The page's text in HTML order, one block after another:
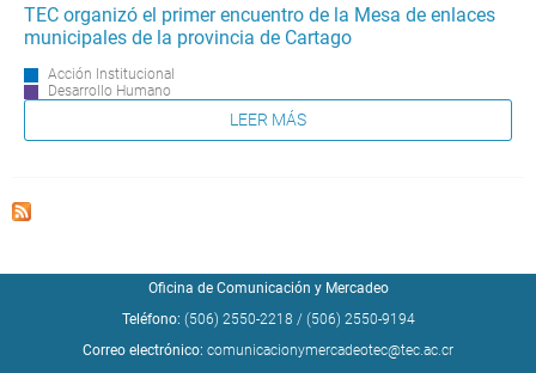
TEC organizó el primer encuentro de la Mesa de enlaces
municipales de la provincia de Cartago
Acción Institucional
Desarrollo Humano
LEER MÁS
Oficina de Comunicación y Mercadeo
Teléfono: (506) 2550-2218 / (506) 2550-9194
Correo electrónico: comunicacionymercadeotec@tec.ac.cr